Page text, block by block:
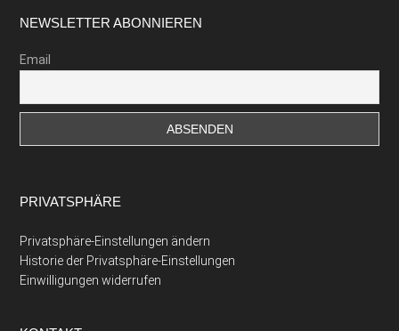
Footer
NEWSLETTER ABONNIEREN
Email
PRIVATSPHÄRE
Privatsphäre-Einstellungen ändern
Historie der Privatsphäre-Einstellungen
Einwilligungen widerrufen